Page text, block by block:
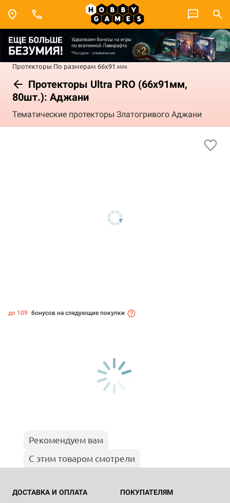
Протекторы По размерам 66x91 мм
Протекторы Ultra PRO (66x91мм,
80шт.): Аджани
Тематические протекторы Златогривого Аджани
до 109 бонусов на следующие покупки
Рекомендуем вам
С этим товаром смотрели
ДОСТАВКА И ОПЛАТА ПОКУПАТЕЛЯМ